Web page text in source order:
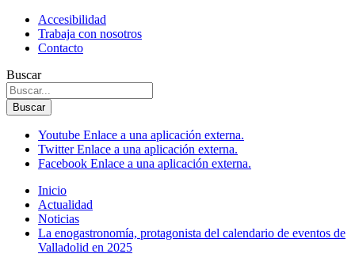
Accesibilidad
Trabaja con nosotros
Contacto
Buscar
Buscar
Youtube Enlace a una aplicación externa.
TwitterEnlace a una aplicación externa.
Facebook Enlace a una aplicación externa.
Inicio
Actualidad
Noticias
La enogastronomía, protagonista del calendario de eventos de
Valladolid en 2025